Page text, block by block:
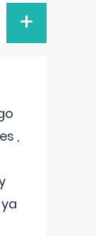
+
,